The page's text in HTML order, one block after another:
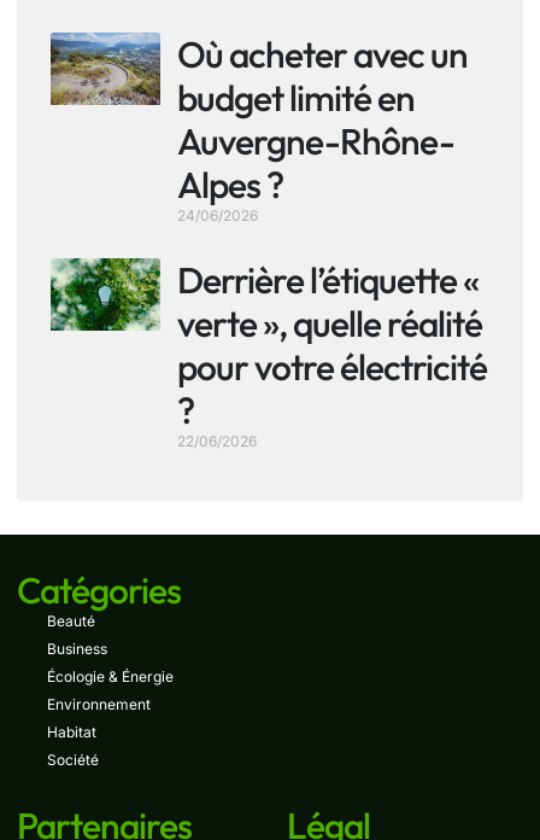
Où acheter avec un
budget limité en
Auvergne-Rhône-
Alpes ?
24/06/2026
Derrière l’étiquette «
verte », quelle réalité
pour votre électricité
?
22/06/2026
Catégories
Beauté
Business
Écologie & Énergie
Environnement
Habitat
Société
Partenaires Légal